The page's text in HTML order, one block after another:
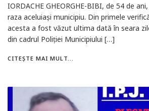
IORDACHE GHEORGHE-BIBI, de 54 de
raza aceluiași municipiu. Din primele
acesta a fost văzut ultima dată în seara
din cadrul Poliției Municipiului […]
CITEȘTE MAI MULT...